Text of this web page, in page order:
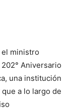
ministro
Aniversario
una institución
a lo largo de